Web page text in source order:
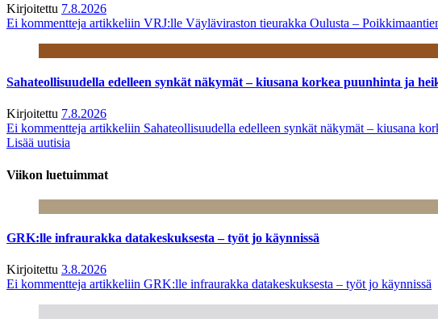
Kirjoitettu 7.8.2026
Ei kommentteja artikkeliin VRJ:lle Väyläviraston tieurakka Oulusta –
Sahateollisuudella edelleen synkät näkymät – kiusana korkea puunhinta ja
Kirjoitettu 7.8.2026
Ei kommentteja artikkeliin Sahateollisuudella edelleen synkät näkymät – kiusana
Lisää uutisia
Viikon luetuimmat
GRK:lle infraurakka datakeskuksesta – työt jo käynnissä
Kirjoitettu 3.8.2026
Ei kommentteja artikkeliin GRK:lle infraurakka datakeskuksesta – työt jo käynnissä